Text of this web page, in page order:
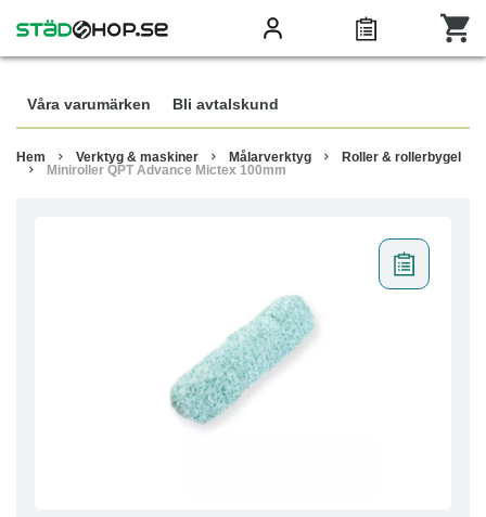
Våra varumärken Bli avtalskund
Hem Verktyg & maskiner Målarverktyg
Roller & rollerbygel
Miniroller QPT Advance Mictex 100mm